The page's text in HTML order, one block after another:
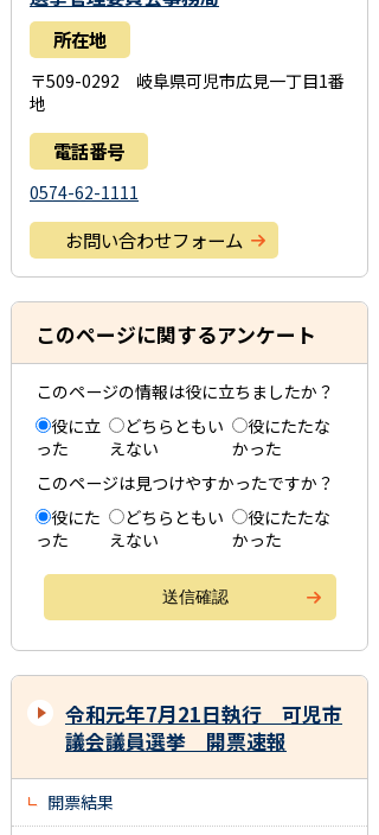
所在地
〒509-0292 岐阜県可児市広見一丁目1番
地
電話番号
0574-62-1111
お問い合わせフォーム
このページに関するアンケート
このページの情報は役に立ちましたか？
役に立
った
どちらともい
えない
役にたたな
かった
このページは見つけやすかったですか？
役にた
った
どちらともい
えない
役にたたな
かった
令和元年7月21日執行 可児市
議会議員選挙 開票速報
開票結果